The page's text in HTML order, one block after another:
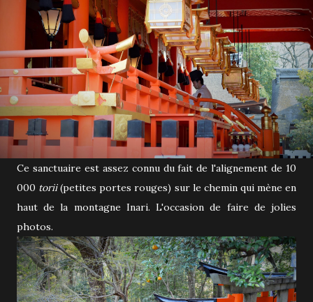
Ce sanctuaire est assez connu du fait de l'alignement de 10
000 torii(petites portes rouges) sur le chemin qui mène en
haut de la montagne Inari. L'occasion de faire de jolies
photos.